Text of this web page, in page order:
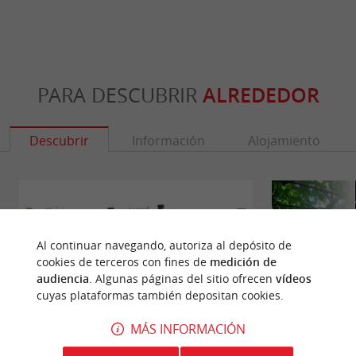
PARA DESCUBRIR ALREDEDOR
Descubrir Información Alojamiento
Al continuar navegando, autoriza al depósito de
cookies de terceros con fines de medición de
audiencia. Algunas páginas del sitio ofrecen vídeos
cuyas plataformas también depositan cookies.
MÁS INFORMACIÓN